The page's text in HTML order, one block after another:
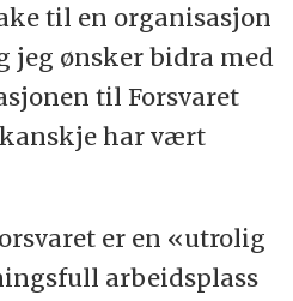
til en organisasjon
jeg ønsker bidra med
til Forsvaret
har vært
er en «utrolig
arbeidsplass